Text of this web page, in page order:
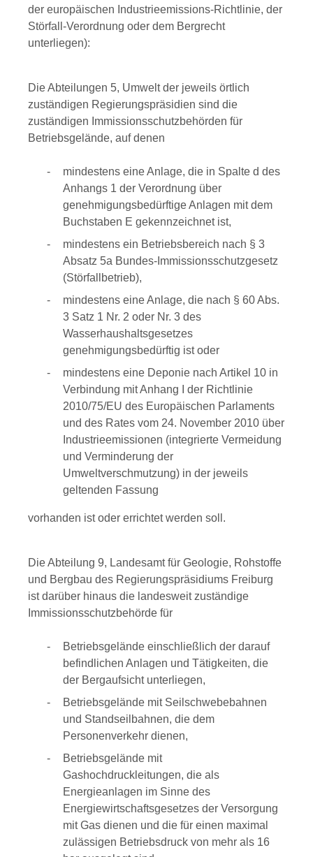
der europäischen Industrieemissions-Richtlinie, der
Störfall-Verordnung oder dem Bergrecht
unterliegen):
Die Abteilungen 5, Umwelt der jeweils örtlich
zuständigen Regierungspräsidien sind die
zuständigen Immissionsschutzbehörden für
Betriebsgelände, auf denen
mindestens eine Anlage, die in Spalte d des
Anhangs 1 der Verordnung über
genehmigungsbedürftige Anlagen mit dem
Buchstaben E gekennzeichnet ist,
mindestens ein Betriebsbereich nach § 3
Absatz 5a Bundes-Immissionsschutzgesetz
(Störfallbetrieb),
mindestens eine Anlage, die nach § 60 Abs.
3 Satz 1 Nr. 2 oder Nr. 3 des
Wasserhaushaltsgesetzes
genehmigungsbedürftig ist oder
mindestens eine Deponie nach Artikel 10 in
Verbindung mit Anhang I der Richtlinie
2010/75/EU des Europäischen Parlaments
und des Rates vom 24. November 2010 über
Industrieemissionen (integrierte Vermeidung
und Verminderung der
Umweltverschmutzung) in der jeweils
geltenden Fassung
vorhanden ist oder errichtet werden soll.
Die Abteilung 9, Landesamt für Geologie, Rohstoffe
und Bergbau des Regierungspräsidiums Freiburg
ist darüber hinaus die landesweit zuständige
Immissionsschutzbehörde für
Betriebsgelände einschließlich der darauf
befindlichen Anlagen und Tätigkeiten, die
der Bergaufsicht unterliegen,
Betriebsgelände mit Seilschwebebahnen
und Standseilbahnen, die dem
Personenverkehr dienen,
Betriebsgelände mit
Gashochdruckleitungen, die als
Energieanlagen im Sinne des
Energiewirtschaftsgesetzes der Versorgung
mit Gas dienen und die für einen maximal
zulässigen Betriebsdruck von mehr als 16